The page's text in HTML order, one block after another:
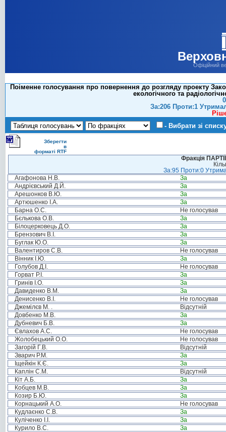
Офіційний
Поіменне голосування про повернення до розгляду проекту
екологічного та
За:206 Проти:1
- Вибрати зі
Зберегти
в
форматі RTF
Фракція
За:95 Проти:0
Агафонова Н.В.
За
Андрієвський Д.Й.
За
Арешонков В.Ю.
За
Артюшенко І.А.
За
Барна О.С.
Не голосував
Бєлькова О.В.
За
Білоцерковець Д.О.
За
Брензович В.І.
За
Буглак Ю.О.
За
Валентиров С.В.
Не голосував
Вінник І.Ю.
За
Голубов Д.І.
Не голосував
Горват Р.І.
За
Гринів І.О.
За
Давиденко В.М.
За
Денисенко В.І.
Не голосував
Джемілєв М. .
Відсутній
Довбенко М.В.
За
Дубневич Б.В.
За
Євлахов А.С.
Не голосував
Жолобецький О.О.
Не голосував
Загорій Г.В.
Відсутній
Зварич Р.М.
За
Іщейкін К.Є.
За
Каплін С.М.
Відсутній
Кіт А.Б.
За
Кобцев М.В.
За
Козир Б.Ю.
За
Корнацький А.О.
Не голосував
Кудлаєнко С.В.
За
Куліченко І.І.
За
Курило В.С.
За